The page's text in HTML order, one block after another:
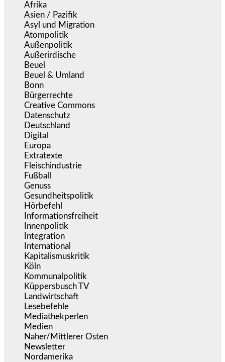
Afrika
Asien / Pazifik
Asyl und Migration
Atompolitik
Außenpolitik
Außerirdische
Beuel
Beuel & Umland
Bonn
Bürgerrechte
Creative Commons
Datenschutz
Deutschland
Digital
Europa
Extratexte
Fleischindustrie
Fußball
Genuss
Gesundheitspolitik
Hörbefehl
Informationsfreiheit
Innenpolitik
Integration
International
Kapitalismuskritik
Köln
Kommunalpolitik
Küppersbusch TV
Landwirtschaft
Lesebefehle
Mediathekperlen
Medien
Naher/Mittlerer Osten
Newsletter
Nordamerika